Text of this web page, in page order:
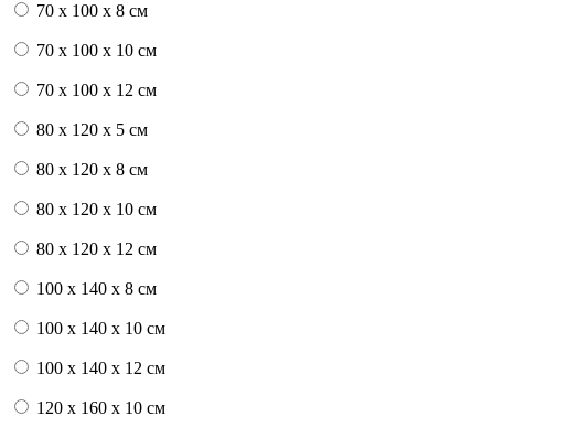
70 x 100 x 8 см
70 x 100 x 10 см
70 x 100 x 12 см
80 x 120 x 5 см
80 x 120 x 8 см
80 x 120 x 10 см
80 x 120 x 12 см
100 x 140 x 8 см
100 x 140 x 10 см
100 x 140 x 12 см
120 x 160 x 10 см